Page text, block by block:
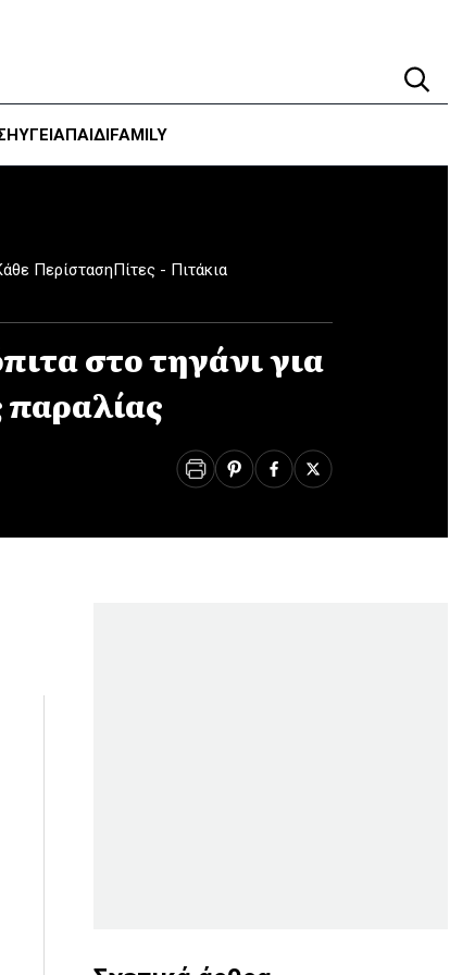
ΥΓΕΊΑΠΑΙΔΙFAMILY
ΠερίστασηΠίτες - Πιτάκια
στο τηγάνι για
παραλίας